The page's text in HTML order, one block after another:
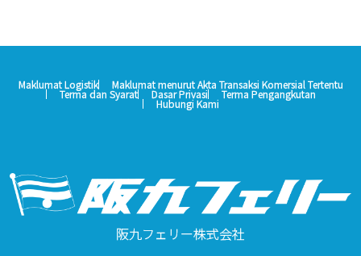
Maklumat Logistik Maklumat menurut Akta Transaksi Komersial Tertentu
Terma dan Syarat Dasar Privasi Terma Pengangkutan
Hubungi Kami
阪九フェリー株式会社